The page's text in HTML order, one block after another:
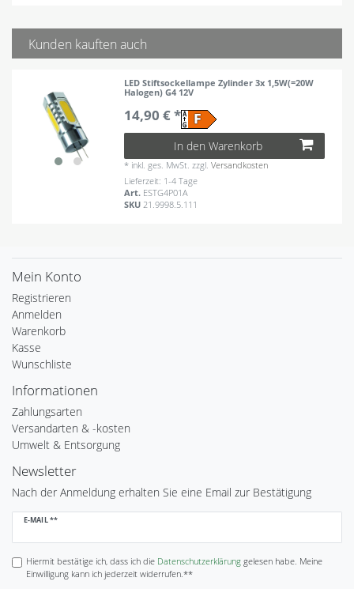
Kunden kauften auch
LED Stiftsockellampe Zylinder 3x 1,5W(=20W
Halogen) G4 12V
14,90 € *
In den Warenkorb
* inkl. ges. MwSt. zzgl.Versandkosten
Lieferzeit: 1-4 Tage
Art. ESTG4P01A
SKU21.9998.5.111
Mein Konto
Registrieren
Anmelden
Warenkorb
Kasse
Wunschliste
Informationen
Zahlungsarten
Versandarten & -kosten
Umwelt & Entsorgung
Newsletter
Nach der Anmeldung erhalten Sie eine Email zur Bestätigung
E-MAIL **
Newsletter
Hiermit bestätige ich, dass ich die Daten­schutz­erklärunggelesen habe. Meine
Einwilligung kann ich jederzeit widerrufen.**